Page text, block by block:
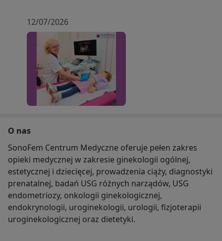
12/07/2026
O nas
SonoFem Centrum Medyczne oferuje pełen zakres
opieki medycznej w zakresie ginekologii ogólnej,
estetycznej i dziecięcej, prowadzenia ciąży, diagnostyki
prenatalnej, badań USG różnych narządów, USG
endometriozy, onkologii ginekologicznej,
endokrynologii, uroginekologii, urologii, fizjoterapii
uroginekologicznej oraz dietetyki.